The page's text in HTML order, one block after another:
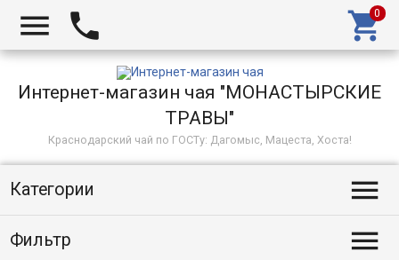
  
Интернет-магазин чая "МОНАСТЫРСКИЕ
ТРАВЫ"
Краснодарский чай по ГОСТу: Дагомыс, Мацеста, Хоста!
Категории 
Фильтр 